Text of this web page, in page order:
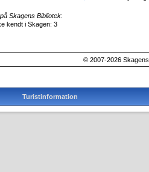
Skagens Bibliotek:
kendt i Skagen: 3
© 2007-2026
Turistinformation